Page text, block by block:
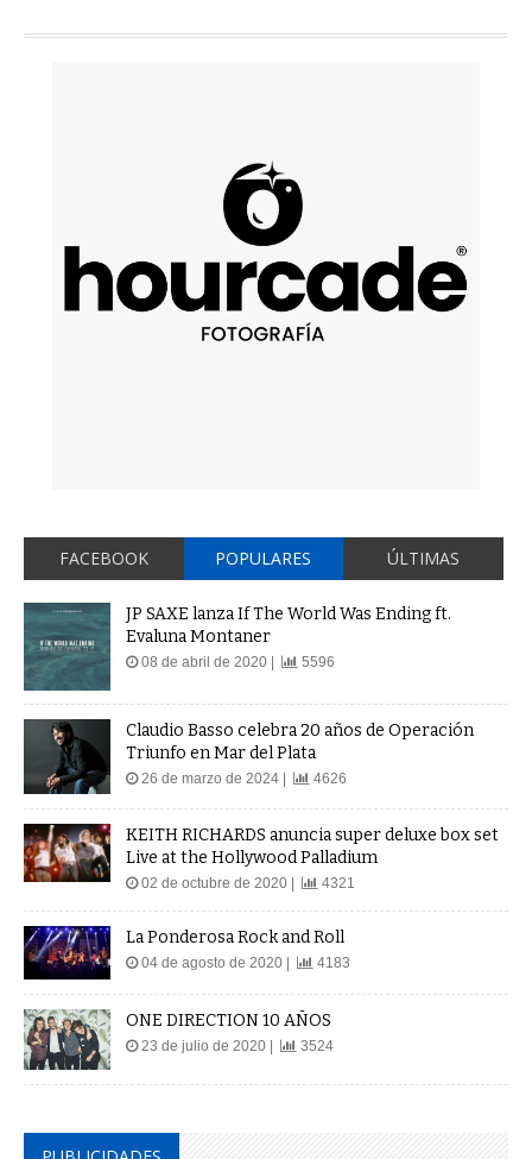
FACEBOOK POPULARES ÚLTIMAS
JP SAXE lanza If The World Was Ending ft.
Evaluna Montaner
08 de abril de 2020 | 5596
Claudio Basso celebra 20 años de Operación
Triunfo en Mar del Plata
26 de marzo de 2024 | 4626
KEITH RICHARDS anuncia super deluxe box set
Live at the Hollywood Palladium
02 de octubre de 2020 | 4321
La Ponderosa Rock and Roll
04 de agosto de 2020 | 4183
ONE DIRECTION 10 AÑOS
23 de julio de 2020 | 3524